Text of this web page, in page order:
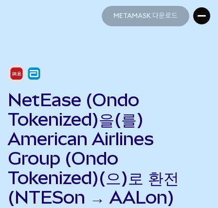
METAMASK 다운로드
NetEase (Ondo
Tokenized)을(를)
American Airlines
Group (Ondo
Tokenized)(으)로 환전
(NTESon → AALon)